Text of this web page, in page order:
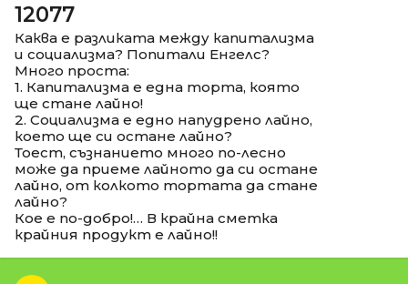
12077
Каква е разликата между капитализма
и социализма? Попитали Енгелс?
Много проста:
1. Капитализма е една торта, която
ще стане лайно!
2. Социализма е едно напудрено лайно,
което ще си остане лайно?
Тоест, съзнанието много по-лесно
може да приеме лайното да си остане
лайно, от колкото тортата да стане
лайно?
Кое е по-добро!… В крайна сметка
крайния продукт е лайно!!